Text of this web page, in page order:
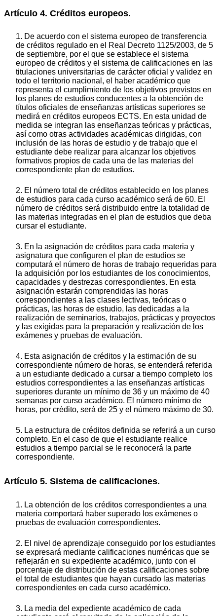
Artículo 4. Créditos europeos.
1. De acuerdo con el sistema europeo de transferencia
de créditos regulado en el Real Decreto 1125/2003, de 5
de septiembre, por el que se establece el sistema
europeo de créditos y el sistema de calificaciones en las
titulaciones universitarias de carácter oficial y validez en
todo el territorio nacional, el haber académico que
representa el cumplimiento de los objetivos previstos en
los planes de estudios conducentes a la obtención de
títulos oficiales de enseñanzas artísticas superiores se
medirá en créditos europeos ECTS. En esta unidad de
medida se integran las enseñanzas teóricas y prácticas,
así como otras actividades académicas dirigidas, con
inclusión de las horas de estudio y de trabajo que el
estudiante debe realizar para alcanzar los objetivos
formativos propios de cada una de las materias del
correspondiente plan de estudios.
2. El número total de créditos establecido en los planes
de estudios para cada curso académico será de 60. El
número de créditos será distribuido entre la totalidad de
las materias integradas en el plan de estudios que deba
cursar el estudiante.
3. En la asignación de créditos para cada materia y
asignatura que configuren el plan de estudios se
computará el número de horas de trabajo requeridas para
la adquisición por los estudiantes de los conocimientos,
capacidades y destrezas correspondientes. En esta
asignación estarán comprendidas las horas
correspondientes a las clases lectivas, teóricas o
prácticas, las horas de estudio, las dedicadas a la
realización de seminarios, trabajos, prácticas y proyectos
y las exigidas para la preparación y realización de los
exámenes y pruebas de evaluación.
4. Esta asignación de créditos y la estimación de su
correspondiente número de horas, se entenderá referida
a un estudiante dedicado a cursar a tiempo completo los
estudios correspondientes a las enseñanzas artísticas
superiores durante un mínimo de 36 y un máximo de 40
semanas por curso académico. El número mínimo de
horas, por crédito, será de 25 y el número máximo de 30.
5. La estructura de créditos definida se referirá a un curso
completo. En el caso de que el estudiante realice
estudios a tiempo parcial se le reconocerá la parte
correspondiente.
Artículo 5. Sistema de calificaciones.
1. La obtención de los créditos correspondientes a una
materia comportará haber superado los exámenes o
pruebas de evaluación correspondientes.
2. El nivel de aprendizaje conseguido por los estudiantes
se expresará mediante calificaciones numéricas que se
reflejarán en su expediente académico, junto con el
porcentaje de distribución de estas calificaciones sobre
el total de estudiantes que hayan cursado las materias
correspondientes en cada curso académico.
3. La media del expediente académico de cada